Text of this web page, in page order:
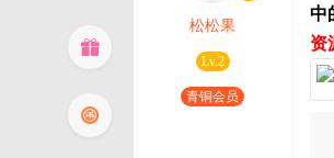
松松果
Lv.2
青铜会员
中
资